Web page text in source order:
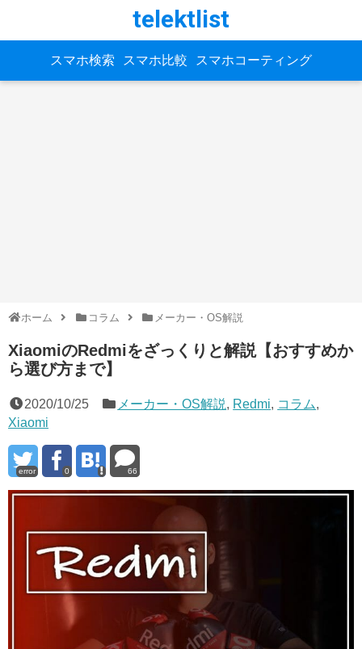
telektlist
スマホ検索 スマホ比較 スマホコーティング
ホーム コラム メーカー・OS解説
XiaomiのRedmiをざっくりと解説【おすすめか
ら選び方まで】
2020/10/25 メーカー・OS解説, Redmi, コラム,
Xiaomi
error 0 66